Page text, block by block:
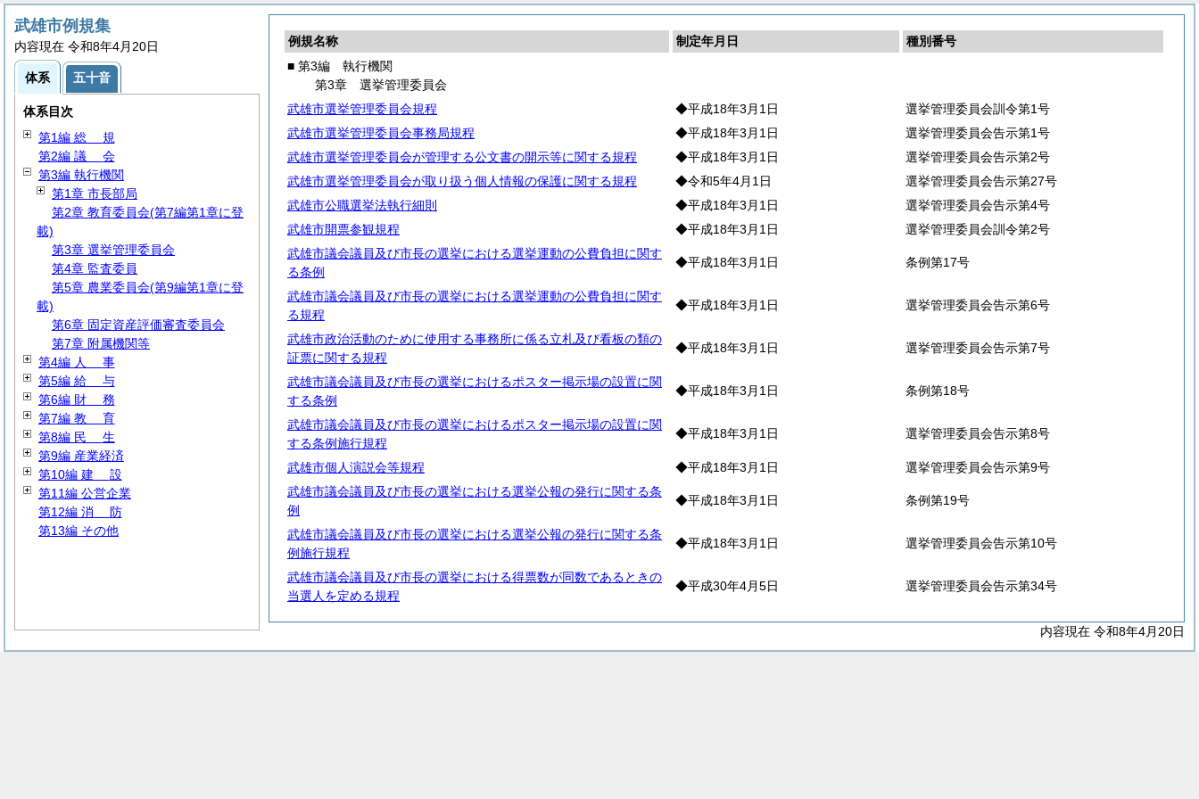
例規名称 制定年月日
種別番号
■ 第3編 執行機関
第3章 選挙管理委員会
武雄市選挙管理委員会規程
◆平成18年3月1日
選挙管理委員会訓令第1号
武雄市選挙管理委員会事務局規程
◆平成18年3月1日
選挙管理委員会告示第1号
武雄市選挙管理委員会が管理する公文書の開示等に関する規程
◆平成18年3月1日
選挙管理委員会告示第2号
武雄市選挙管理委員会が取り扱う個人情報の保護に関する規程
◆令和5年4月1日
選挙管理委員会告示第27号
武雄市公職選挙法執行細則
◆平成18年3月1日
選挙管理委員会告示第4号
武雄市開票参観規程
◆平成18年3月1日
選挙管理委員会訓令第2号
武雄市議会議員及び市長の選挙における選挙運動の公費負担に関す
る条例
◆平成18年3月1日 条例第17号
武雄市議会議員及び市長の選挙における選挙運動の公費負担に関す
る規程
◆平成18年3月1日 選挙管理委員会告示第6号
武雄市政治活動のために使用する事務所に係る立札及び看板の類の
証票に関する規程
◆平成18年3月1日 選挙管理委員会告示第7号
武雄市議会議員及び市長の選挙におけるポスター掲示場の設置に関
する条例
◆平成18年3月1日 条例第18号
武雄市議会議員及び市長の選挙におけるポスター掲示場の設置に関
する条例施行規程
◆平成18年3月1日 選挙管理委員会告示第8号
武雄市個人演説会等規程 ◆平成18年3月1日
選挙管理委員会告示第9号
武雄市議会議員及び市長の選挙における選挙公報の発行に関する条
例
◆平成18年3月1日 条例第19号
武雄市議会議員及び市長の選挙における選挙公報の発行に関する条
例施行規程
◆平成18年3月1日 選挙管理委員会告示第10号
武雄市議会議員及び市長の選挙における得票数が同数であるときの
当選人を定める規程
◆平成30年4月5日 選挙管理委員会告示第34号
内容現在 令和8年4月20日
武雄市例規集
内容現在 令和8年4月20日
体系 五十音
体系目次
第1編 総 規
第2編 議 会
第3編 執行機関
第1章 市長部局
第2章 教育委員会(第7編第1章に登
載)
第3章 選挙管理委員会
第4章 監査委員
第5章 農業委員会(第9編第1章に登
載)
第6章 固定資産評価審査委員会
第7章 附属機関等
第4編 人 事
第5編 給 与
第6編 財 務
第7編 教 育
第8編 民 生
第9編 産業経済
第10編 建 設
第11編 公営企業
第12編 消 防
第13編 その他